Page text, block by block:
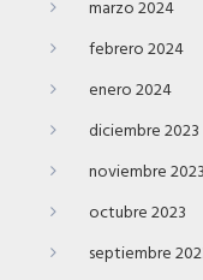
marzo 2024
febrero 2024
enero 2024
diciembre 2023
noviembre 2023
octubre 2023
septiembre